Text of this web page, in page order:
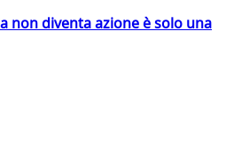
non diventa azione è solo una